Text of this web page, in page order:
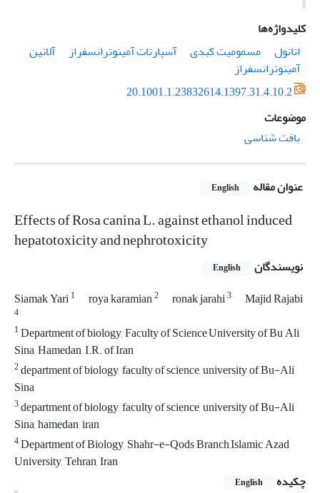
کلیدواژه‌ها
اتانول
مسمومیت کبدی آسپارتات آمینوترانسفراز
آلانین
آمینوترانسفراز
20.1001.1.23832614.1397.31.4.10.2
موضوعات
بافت شناسی
عنوان مقاله English
Effects of Rosa canina L. against ethanol induced
hepatotoxicity and nephrotoxicity
نویسندگان English
Siamak Yari1 roya karamian2 ronak jarahi3 Majid Rajabi
4
1Department of biology, Faculty of Science,University of Bu Ali
Sina, Hamedan, I.R. of Iran
2department of biology, faculty of science, university of Bu-Ali
Sina
3department of biology, faculty of science, university of Bu-Ali
Sina, hamedan, iran
4Department of Biology, Shahr-e-Qods Branch,Islamic Azad
University, Tehran, Iran
چکیده
English